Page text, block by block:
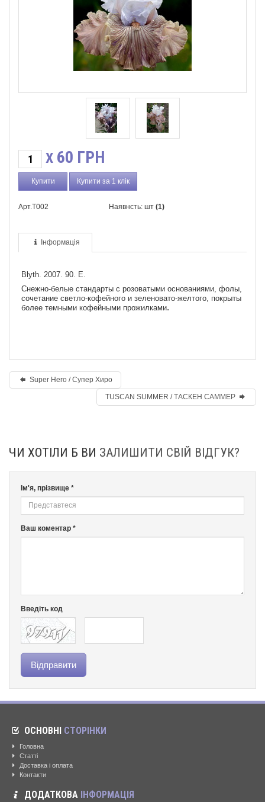
X 60 ГРН
Купити за 1 клік
Арт.T002 Наявнсть: шт (1)
Інформація
Blyth. 2007. 90. E.
Снежно-белые стандарты с розоватыми основаниями, фолы,
сочетание светло-кофейного и зеленовато-желтого, покрыты
более темными кофейными прожилками.
Super Hero / Супер Хиро
TUSCAN SUMMER / ТАСКЕН САММЕР
ЧИ ХОТІЛИ Б ВИ ЗАЛИШИТИ СВІЙ ВІДГУК?
Ім'я, прізвище *
Ваш коментар *
Введіть код
ОСНОВНІ СТОРІНКИ
Головна
Статті
Доставка і оплата
Контакти
ДОДАТКОВА ІНФОРМАЦІЯ